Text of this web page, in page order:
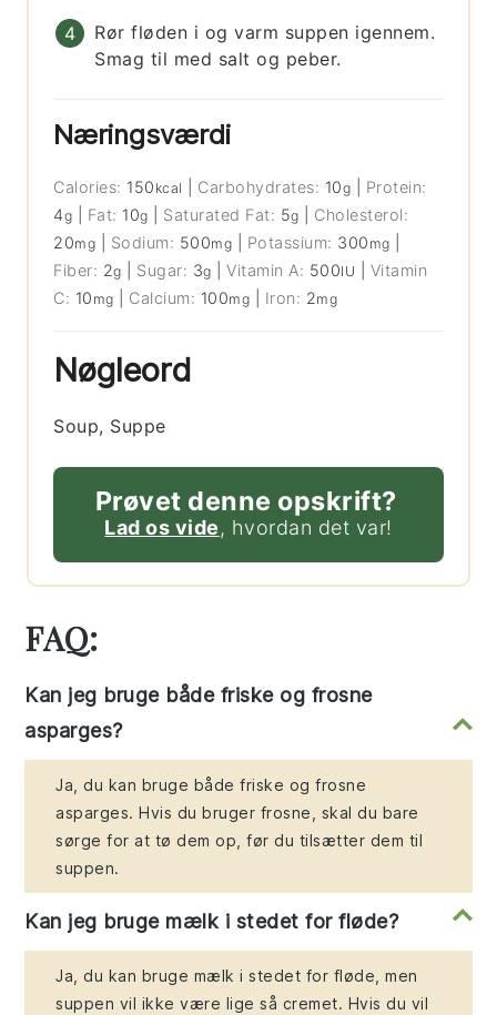
Rør fløden i og varm suppen igennem.
Smag til med salt og peber.
Næringsværdi
Calories: 150 kcal Carbohydrates: 10g
Protein:
4g Fat: 10g Saturated Fat: 5g
Cholesterol:
20mg Sodium: 500mg Potassium: 300 mg
Fiber: 2g Sugar: 3g |Vitamin A: 500IU
Vitamin
C: 10 mg Calcium: 100mg Iron: 2mg
Nøgleord
Soup, Suppe
Prøvet denne opskrift?
Lad os vide, hvordan det var!
FAQ:
Kan jeg bruge både friske og frosne
asparges?
Ja, du kan bruge både friske og frosne
asparges. Hvis du bruger frosne, skal du bare
sørge for at tø dem op, før du tilsætter dem til
suppen.
Kan jeg bruge mælk i stedet for fløde?
Ja, du kan bruge mælk i stedet for fløde, men
suppen vil ikke være lige så cremet. Hvis du vil